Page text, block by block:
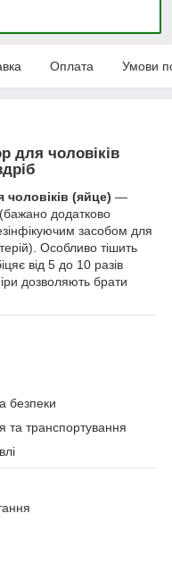
Оплата Умови
для чоловіків
(яйце) —
додатково
засобом для
Особливо тішить
від 5 до 10 разів
дозволяють брати
безпеки
та транспортування